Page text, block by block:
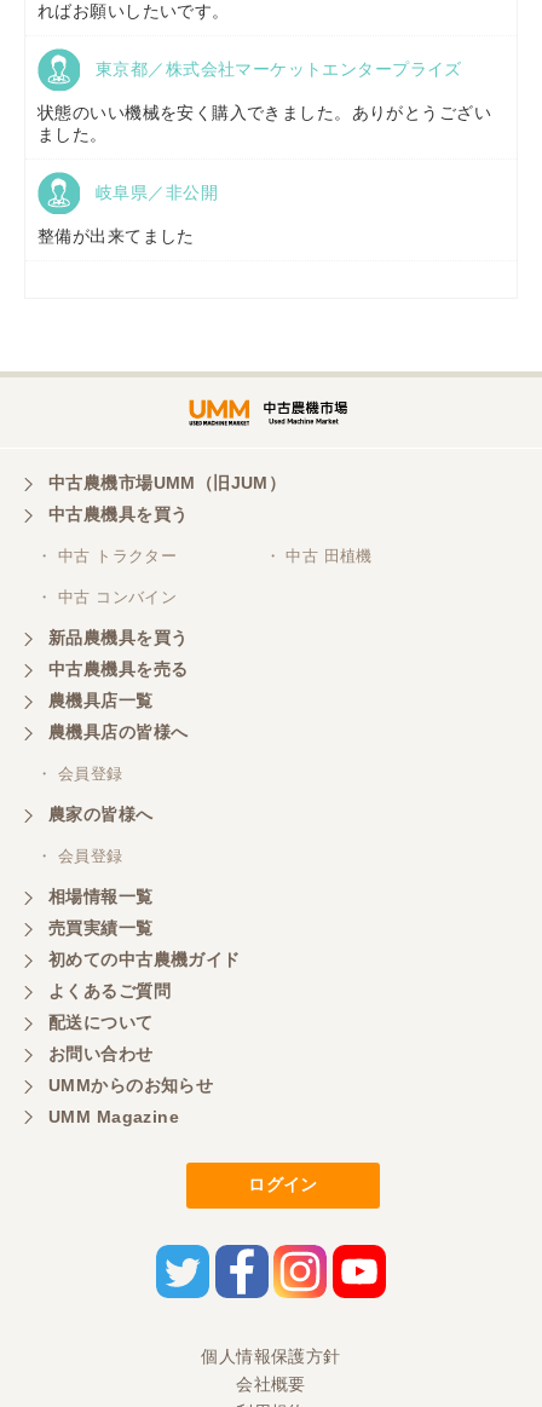
福島県／(有)草野商事
山形県／株式会社ノーキステージ
株式会社トミタモータース
ればお願いしたいです。
東京都／株式会社マーケットエンタープライズ
状態のいい機械を安く購入できました。ありがとうござい
ました。
岐阜県／非公開
整備が出来てました
中古農機市場UMM（旧JUM）
中古農機具を買う
・ 中古 トラクター ・ 中古 田植機
・ 中古 コンバイン
新品農機具を買う
中古農機具を売る
農機具店一覧
農機具店の皆様へ
・ 会員登録
農家の皆様へ
・ 会員登録
相場情報一覧
売買実績一覧
初めての中古農機ガイド
よくあるご質問
配送について
お問い合わせ
UMMからのお知らせ
UMM Magazine
ログイン
個人情報保護方針
会社概要